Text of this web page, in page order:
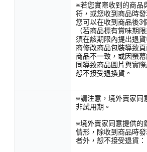
※若您實際收到的商品
符，或您收到商品時
您可以在收到商品後3
（若商品標有賞味期
須在該期限內提出退
商修改商品包裝導致
商品不一致，或因螢
同導致商品圖片與實
恕不接受退換貨。
※請注意，境外賣家同
非試用期。
※境外賣家同意提供的
情形，除收到商品時
者外，恕不接受退貨：